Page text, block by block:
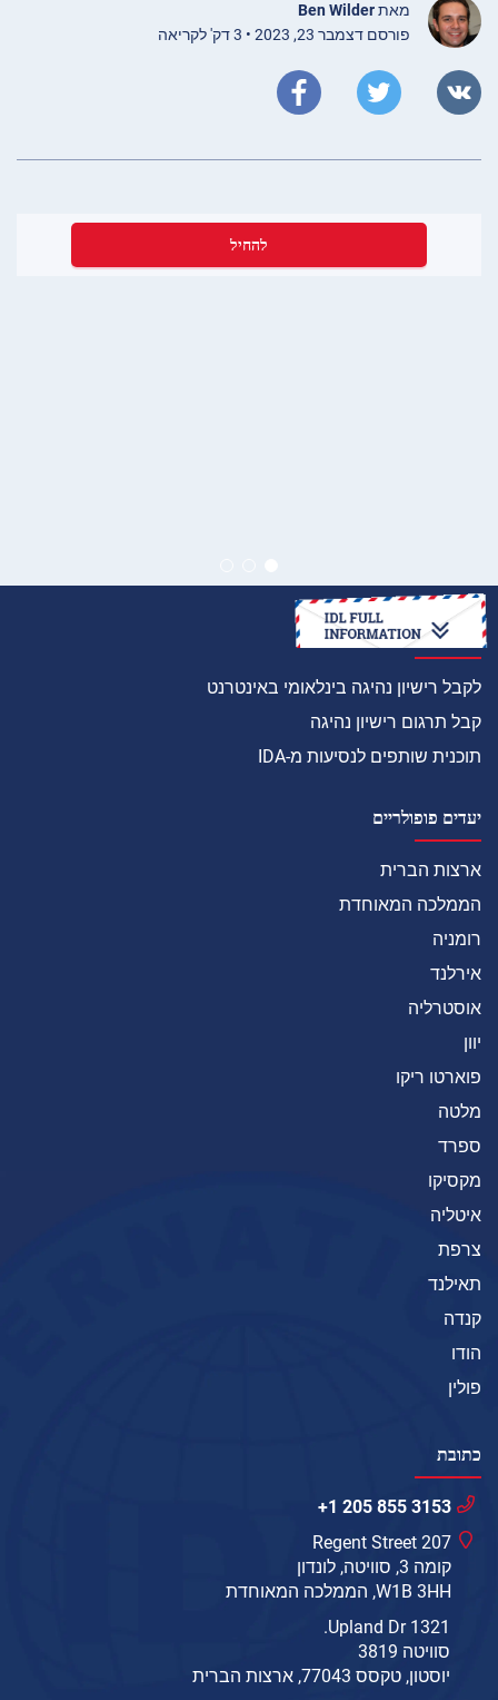
מאתBen Wilder
פורסם דצמבר 23, 2023 • 3 דק' לקריאה
להחיל
לקבל רישיון נהיגה בינלאומי באינטרנט
קבל תרגום רישיון נהיגה
תוכנית שותפים לנסיעות מ-IDA
יעדים פופולריים
ארצות הברית
הממלכה המאוחדת
רומניה
אירלנד
אוסטרליה
יוון
פוארטו ריקו
מלטה
ספרד
מקסיקו
איטליה
צרפת
תאילנד
קנדה
הודו
פולין
כתובת
+1 205 855 3153
207 Regent Street
קומה 3, סוויטה, לונדון
W1B 3HH, הממלכה המאוחדת
1321 Upland Dr.
סוויטה 3819
יוסטון, טקסס 77043, ארצות הברית